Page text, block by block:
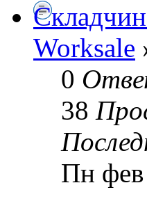
Worksale
0
38
Пн фев